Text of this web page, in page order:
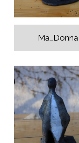
Ma_Donna